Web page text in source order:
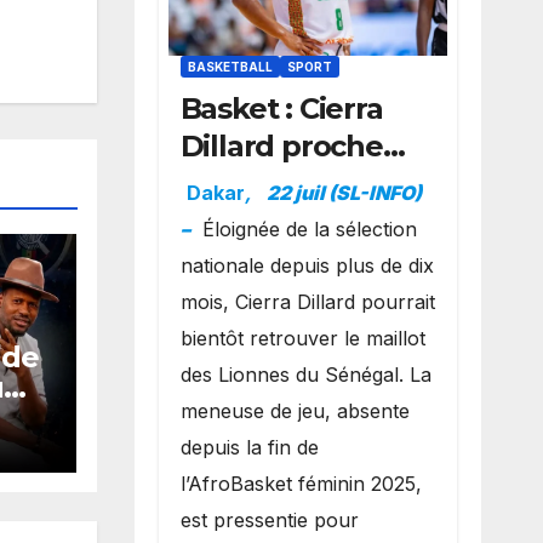
à
BASKETBALL SPORT
Basket : Cierra
Dillard proche
d’un grand
retour avec les
Lionnes ?
Dakar,
22 juil (SL-INFO)
– Éloignée de la sélection
nationale depuis plus de dix
mois, Cierra Dillard pourrait
bientôt retrouver le maillot
des Lionnes du Sénégal. La
meneuse de jeu, absente
depuis la fin de
l’AfroBasket féminin 2025,
est pressentie pour